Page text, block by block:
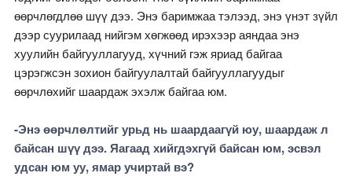
өөрчлөгдлөө шүү дээ. Энэ баримжаа тэлээд, энэ үнэт зүйл
дээр суурилаад нийгэм хөгжөөд ирэхээр аяндаа энэ
хуулийн байгууллагууд, хүчний гэж яриад байгаа
цэрэгжсэн зохион байгуулалтай байгууллагуудыг
өөрчлөхийг шаардаж эхэлж байгаа юм.
-Энэ өөрчлөлтийг урьд нь шаардаагүй юу, шаардаж л
байсан шүү дээ. Яагаад хийгдэхгүй байсан юм, эсвэл
удсан юм уу, ямар учиртай вэ?